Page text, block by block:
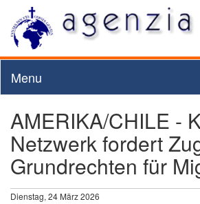
Menu
AMERIKA/CHILE -
Netzwerk fordert
Grundrechten für
Dienstag, 24 März 2026